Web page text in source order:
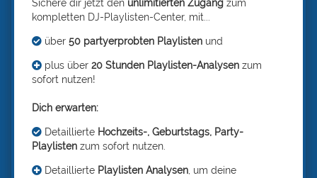
Sichere dir jetzt den unlimitierten Zugang zum
kompletten DJ-Playlisten-Center, mit...
über 50 partyerprobten Playlisten und
plus über 20 Stunden Playlisten-Analysen zum
sofort nutzen!
Dich erwarten:
Detaillierte Hochzeits-, Geburtstags, Party-
Playlisten zum sofort nutzen.
Detaillierte Playlisten Analysen , um deine